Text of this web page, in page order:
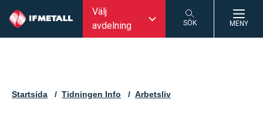
Välj
avdelning
SÖK MENY
Startsida Tidningen Info Arbetsliv